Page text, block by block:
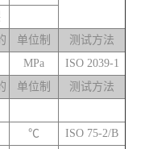
单位制
测试方法
MPa
ISO 2039-1
单位制
测试方法
℃
ISO 75-2/B